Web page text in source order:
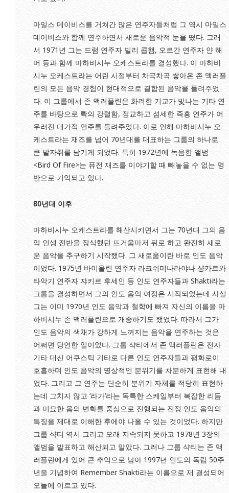
마일스 데이비스를 거쳐간 많은 연주자들처럼 그 역시 마일스
데이비스와 함께 연주하면서 새로운 음악적 눈을 떴다. 그래
서 1971년 그는 드럼 연주자 빌리 콥햄, 오르간 연주자 얀 해
머 등과 함께 마하비시누 오케스트라를 결성했다. 이 마하비
시누 오케스트라는 어린 시절부터 차곡차곡 쌓아온 존 맥러플
린의 모든 음악 경험이 현대적으로 결합된 음악을 들려주었
다. 이 그룹에서 존 맥러플린은 화려한 기교가 빛나는 기타 연
주를 바탕으로 롹의 강렬함, 정교하고 섬세한 즉흥 연주가 어
우러진 대가적 연주를 들려주었다. 이로 인해 마하비시누 오
케스트라는 재즈를 넘어 70년대를 대표하는 그룹의 하나로
큰 발자취를 남기게 되었다. 특히 1972년에 녹음한 앨범
<Bird Of Fire>는 퓨전 재즈를 이야기할 때 빼놓을 수 없는 명
반으로 기억되고 있다.
80년대 이후
마하비시누 오케스트라를 해산시키면서 그는 70년대 그의 음
악 인생 전반을 장식했던 뜨거움마저 뒤로 하고 완전히 새로
운 음악을 추구하기 시작했다. 그 새로움이란 바로 인도 음악
이었다. 1975년 바이올린 연주자 라크쉬미나라야나 샹카르와
타악기 연주자 쟈키르 후세인 등 인도 연주자들과 Shakti라는
그룹을 결성하면서 그의 인도 음악 여정은 시작되었는데 사실
그는 이미 1970년 인도 음악과 철학에 빠져 자신의 이름을 마
하비시누 존 맥러플린으로 개종하기도 했었다. 따라서 그가
인도 음악의 색채가 강하게 느껴지는 음악을 연주하는 것은
어쩌면 당연한 일이었다. 그룹 샥티에서 존 맥러플린은 전자
기타 대신 어쿠스틱 기타로 다른 인도 연주자들과 평화로이
호흡하며 인도 음악의 명상적인 분위기를 차분하게 표현해 내
었다. 그리고 그 연주는 단순히 분위기 자체를 적당히 표현하
는데 그치지 않고 ‘라가’라는 독특한 스케일부터 복잡한 리듬
과 미묘한 음의 변화를 중심으로 진행되는 진정 인도 음악의
특징을 제대로 이해한 후에야 나올 수 있는 것이었다. 하지만
그룹 샥티 역시 그리고 오래 지속되지 못하고 1978년 3장의
앨범을 발표하고 해산되고 말았다. 그러나 그룹 샥티는 존 맥
러플린에게 있어 큰 추억으로 남아 1997년 인도의 독립 50주
년을 기념하여 Remember Shakti라는 이름으로 재 결성되어
오늘에 이르고 있다.